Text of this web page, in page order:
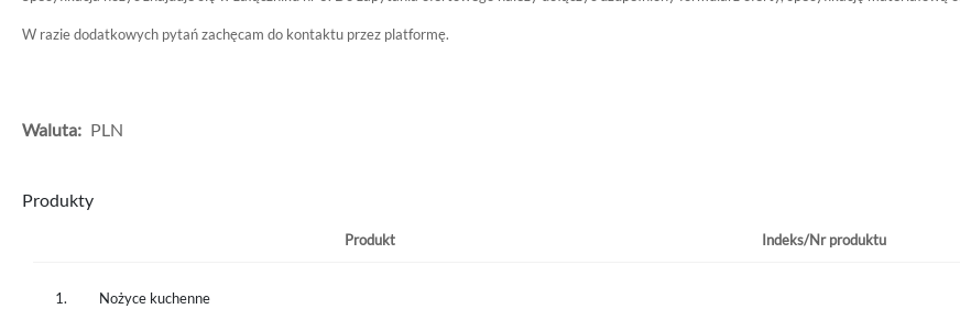
W razie dodatkowych pytań zachęcam do kontaktu przez platformę.
Waluta: PLN
Produkty
Produkt Indeks/Nr produktu
1. Nożyce kuchenne